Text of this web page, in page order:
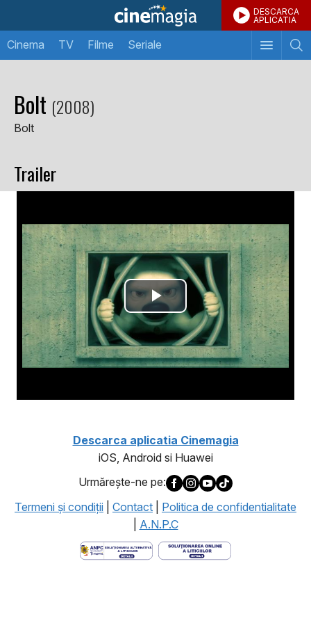
DESCARCA
APLICATIA
Cinema TV Filme Seriale
Bolt (2008)
Bolt
Trailer
Descarca aplicatia Cinemagia
iOS, Android si Huawei
Urmăreşte-ne pe:
Termeni şi condiţii
Contact
Politica de confidentialitate
A.N.P.C